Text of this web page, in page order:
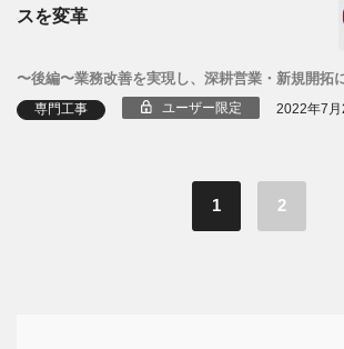
スを変革
〜後編〜業務改善を実現し、深耕営業・新規開拓
専門工事 ユーザー限定 2022年7月
1 2